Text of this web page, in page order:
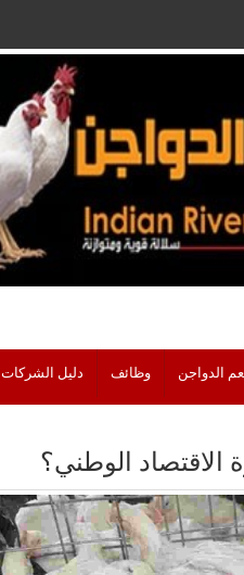
الدواجن وظائف دليل الشركات
الاقتصاد الوطني؟